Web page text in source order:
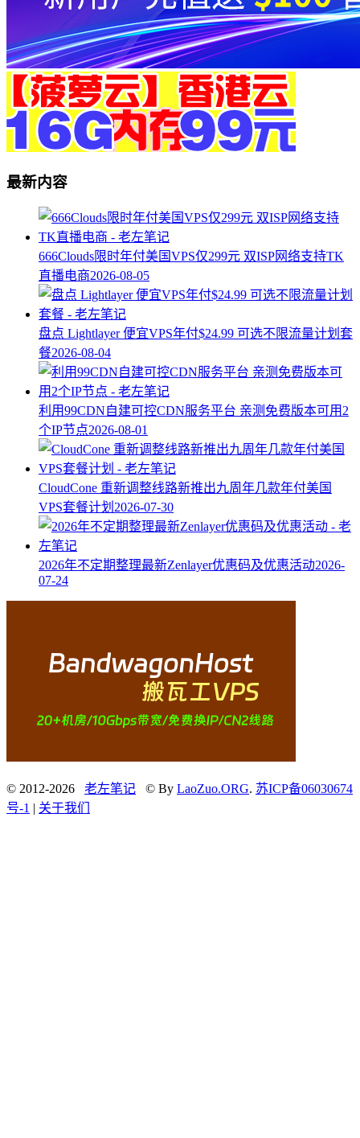
最新内容
666Clouds限时年付美国VPS仅299元 双ISP网络支持TK
直播电商2026-08-05
盘点 Lightlayer 便宜VPS年付$24.99 可选不限流量计划套
餐2026-08-04
利用99CDN自建可控CDN服务平台 亲测免费版本可用2
个IP节点2026-08-01
CloudCone 重新调整线路新推出九周年几款年付美国
VPS套餐计划 2026-07-30
2026年不定期整理最新Zenlayer优惠码及优惠活动2026-
07-24
© 2012-2026 老左笔记 © By LaoZuo.ORG. 苏ICP备06030674
号-1 | 关于我们